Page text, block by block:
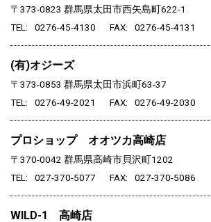
〒373-0823 群馬県太田市西矢島町622-1
TEL
0276-45-4130 FAX 0276-45-4131
(有)オジーズ
〒373-0853 群馬県太田市浜町63-37
TEL
0276-49-2021 FAX 0276-49-2030
プロショップ オオツカ高崎店
〒370-0042 群馬県高崎市貝沢町1202
TEL
027-370-5077 FAX 027-370-5086
WILD-1 高崎店